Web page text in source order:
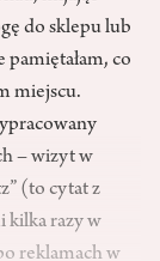
do sklepu lub
pamiętałam, co
miejscu.
– wizyt w
(to cytat z
kilka razy w
reklamach w